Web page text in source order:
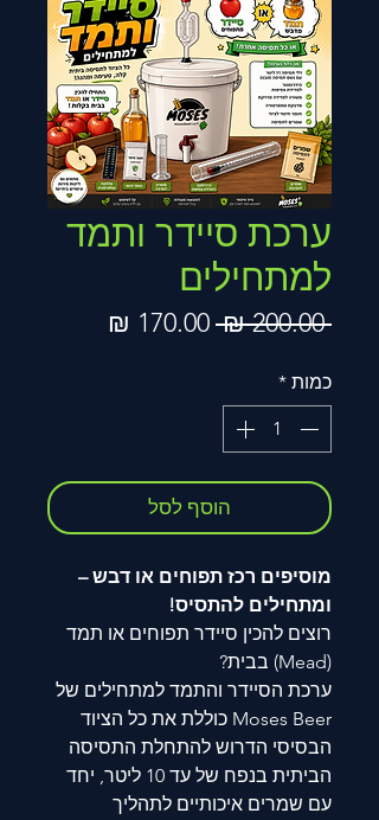
ערכת סיידר ותמד
למתחילים
‏200.00 ‏₪
מחיר
כמות *
הוסף לסל
מוסיפים רכז תפוחים או דבש –
ומתחילים להתסיס!
רוצים להכין סיידר תפוחים או תמד
(Mead) בבית?
ערכת הסיידר והתמד למתחילים של
Moses Beer כוללת את כל הציוד
הבסיסי הדרוש להתחלת התסיסה
הביתית בנפח של עד 10 ליטר, יחד
עם שמרים איכותיים לתהליך